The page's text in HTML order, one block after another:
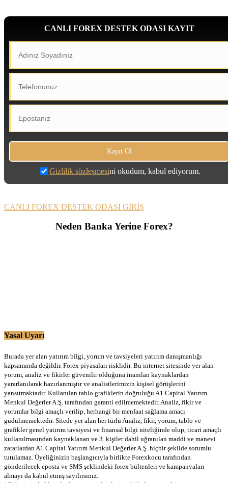
CANLI FOREX DESTEK ODASI KAYIT
Gizlilik sözleşmesini okudum, kabul ediyorum.
CANLI FOREX DESTEK ODASI GİRİŞ
Neden Banka Yerine Forex?
Yasal Uyarı
Burada yer alan yatırım bilgi, yorum ve tavsiyeleri yatırım danışmanlığı
kapsamında değildir. Forex piyasaları risklidir. Bu internet sitesinde yer alan
yorum, analiz ve fikirler güvenilir olduğuna inanılan kaynaklardan
yararlanılarak hazırlanmıştır ve analistlerimizin kişisel görüşlerini
yansıtmaktadır. Kullanılan tablo grafiklerin doğruluğu A1 Capital Yatırım
Menkul Değerler A.Ş. tarafından garanti edilmemektedir. Analiz, fikir ve
yorumlar bilgi amaçlı verilip, herhangi bir menfaat sağlama amacı
güdülmemektedir. Sitede yer alan her türlü Analiz, fikir, yorum, tablo ve
grafikler genel yatırım tavsiyesi ve finansal bilgi niteliğinde olup, ticari amaçlı
kullanılmasından kaynaklanan ve 3. kişiler dahil uğranılan maddi ve manevi
zararlardan A1 Capital Yatırım Menkul Değerler A.Ş. hiçbir şekilde sorumlu
tutulamaz. Üyeliğinizin başlangıcıyla birlikte Forexkocu tarafından
gönderilecek eposta ve SMS şeklindeki forex bültenleri ve kampanyaları
almayı da kabul etmiş sayılırsınız.